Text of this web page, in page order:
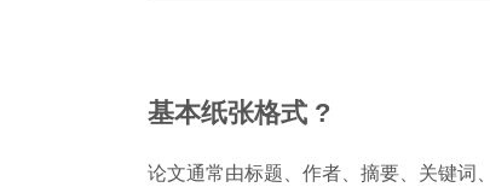
基本纸张格式 ?
论文通常由标题、作者、摘要、关键词